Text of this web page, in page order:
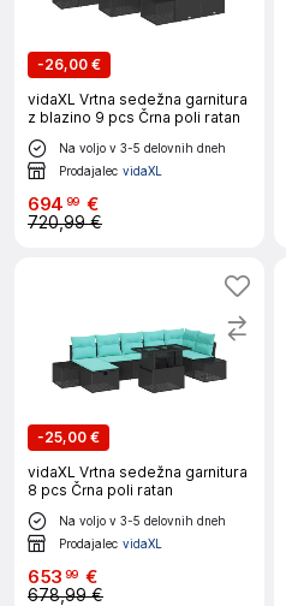
-26,00 €
vidaXL Vrtna sedežna garnitura
z blazino 9 pcs Črna poli ratan
Na voljo v 3-5 delovnih dneh
Prodajalec vidaXL
694 99 €
720,99 €
-25,00 €
vidaXL Vrtna sedežna garnitura
8 pcs Črna poli ratan
Na voljo v 3-5 delovnih dneh
Prodajalec vidaXL
653 99 €
678,99 €